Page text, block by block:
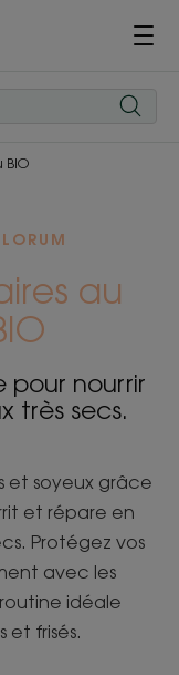
BIO
au
pour nourrir
très secs.
et soyeux grâce
et répare en
Protégez vos
avec les
idéale
et frisés.